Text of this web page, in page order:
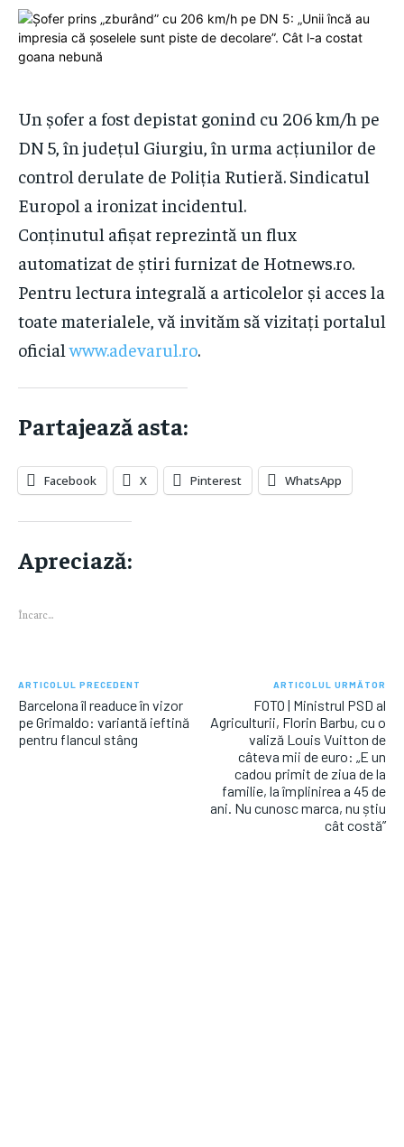
this tier instantly.
SUBSCRIBE
RECOMMENDED
1-YEAR
$300 / year
Pay now and you get access to exclusive news and
articles for a whole year.
SUBSCRIBE
By agreeing to this tier, you are billed every month after
subscription.
Încarc...
ACTUALITATE
EXTERNE
ECONOMIE
COMUNICATE DE PRESĂ
PUBLICITATE
Partajează asta:
Facebook X Pinterest
Încarc...
ACTUALITATE
EXTERNE
ECONOMIE
COMUNICATE DE PRESĂ
PUBLICITATE
Partajează asta:
Facebook X Pinterest
Încarc...
Un șofer a fost depistat gonind cu 206 km/h pe
DN 5, în județul Giurgiu, în urma acțiunilor de
control derulate de Poliția Rutieră. Sindicatul
Europol a ironizat incidentul.
Conținutul afișat reprezintă un flux
automatizat de știri furnizat de Hotnews.ro.
Pentru lectura integrală a articolelor și acces la
toate materialele, vă invităm să vizitați portalul
oficialwww.adevarul.ro.
Partajează asta:
Facebook X Pinterest WhatsApp
Apreciază:
Încarc...
ARTICOLUL PRECEDENT
Barcelona îl readuce în vizor
pe Grimaldo: variantă ieftină
pentru flancul stâng
ARTICOLUL URMĂTOR
FOTO | Ministrul PSD al
Agriculturii, Florin Barbu, cu o
valiză Louis Vuitton de
câteva mii de euro: „E un
cadou primit de ziua de la
familie, la împlinirea a 45 de
ani. Nu cunosc marca, nu știu
cât costă”